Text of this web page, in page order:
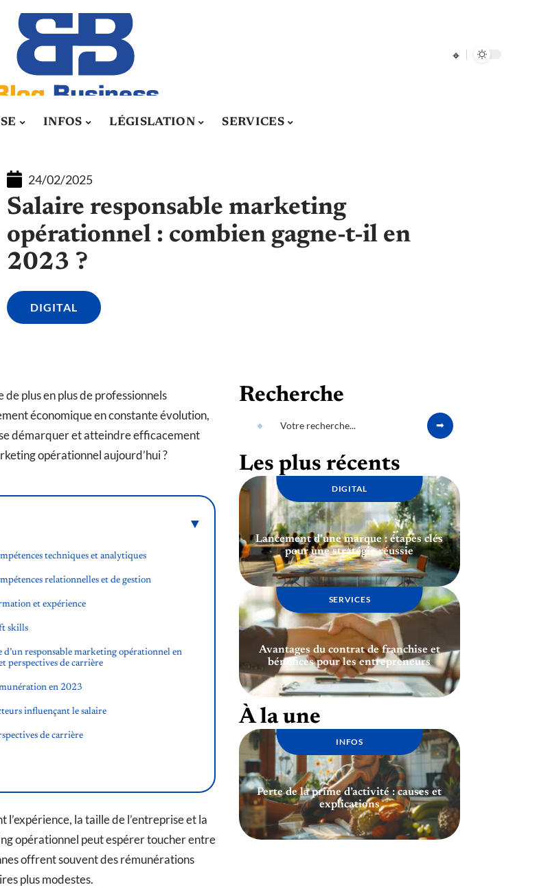
INFOS LÉGISLATION SERVICES
24/02/2025
Salaire responsable marketing
opérationnel : combien gagne-t-il en
2023 ?
DIGITAL
plus en plus de professionnels
économique en constante évolution,
démarquer et atteindre efficacement
opérationnel aujourd’hui ?
techniques et analytiques
relationnelles et de gestion
et expérience
skills
d’un responsable marketing opérationnel en
perspectives de carrière
en 2023
influençant le salaire
de carrière
la taille de l’entreprise et la
opérationnel peut espérer toucher entre
offrent souvent des rémunérations
plus modestes.
Recherche
Les plus récents
DIGITAL
Lancement d’une marque : étapes clés
pour une stratégie réussie
SERVICES
Avantages du contrat de franchise et
bénéfices pour les entrepreneurs
À la une
INFOS
Perte de la prime d’activité : causes et
explications